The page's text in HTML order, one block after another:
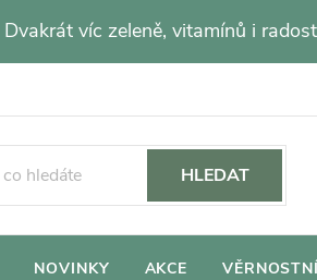
Dvakrát víc zeleně, vitamínů i
HLEDAT
NOVINKY AKCE